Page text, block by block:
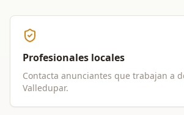
Profesionales locales
Contacta anunciantes que trabajan a
Valledupar.